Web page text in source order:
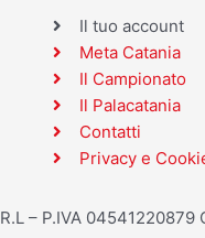
Il tuo account
Meta Catania
Il Campionato
Il Palacatania
Contatti
Privacy e
– P.IVA